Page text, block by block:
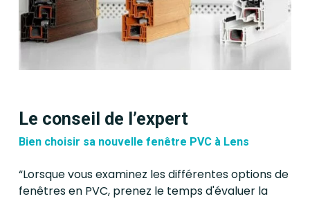
En intégrant ces options de
en PVC offrent une solution
besoins et préférences, tout
en améliorant l’isolation, la
votre domicile.
Le conseil de l’expert
Bien choisir sa nouvelle fenêtre PVC à Lens
“Lorsque vous examinez les différentes options de
fenêtres en PVC, prenez le temps d'évaluer la